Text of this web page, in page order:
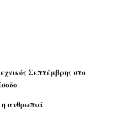
Σεπτέμβρης στο
η ανθρωπιά